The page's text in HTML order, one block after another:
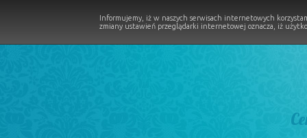
Informujemy, iż w naszych serwisach internetowych
zmiany ustawień przeglądarki internetowej oznacza, iż